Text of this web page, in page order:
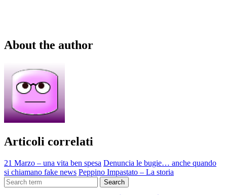
About the author
Articoli correlati
21 Marzo – una vita ben spesa Denuncia le bugie… anche quando
si chiamano fake news Peppino Impastato – La storia
Search